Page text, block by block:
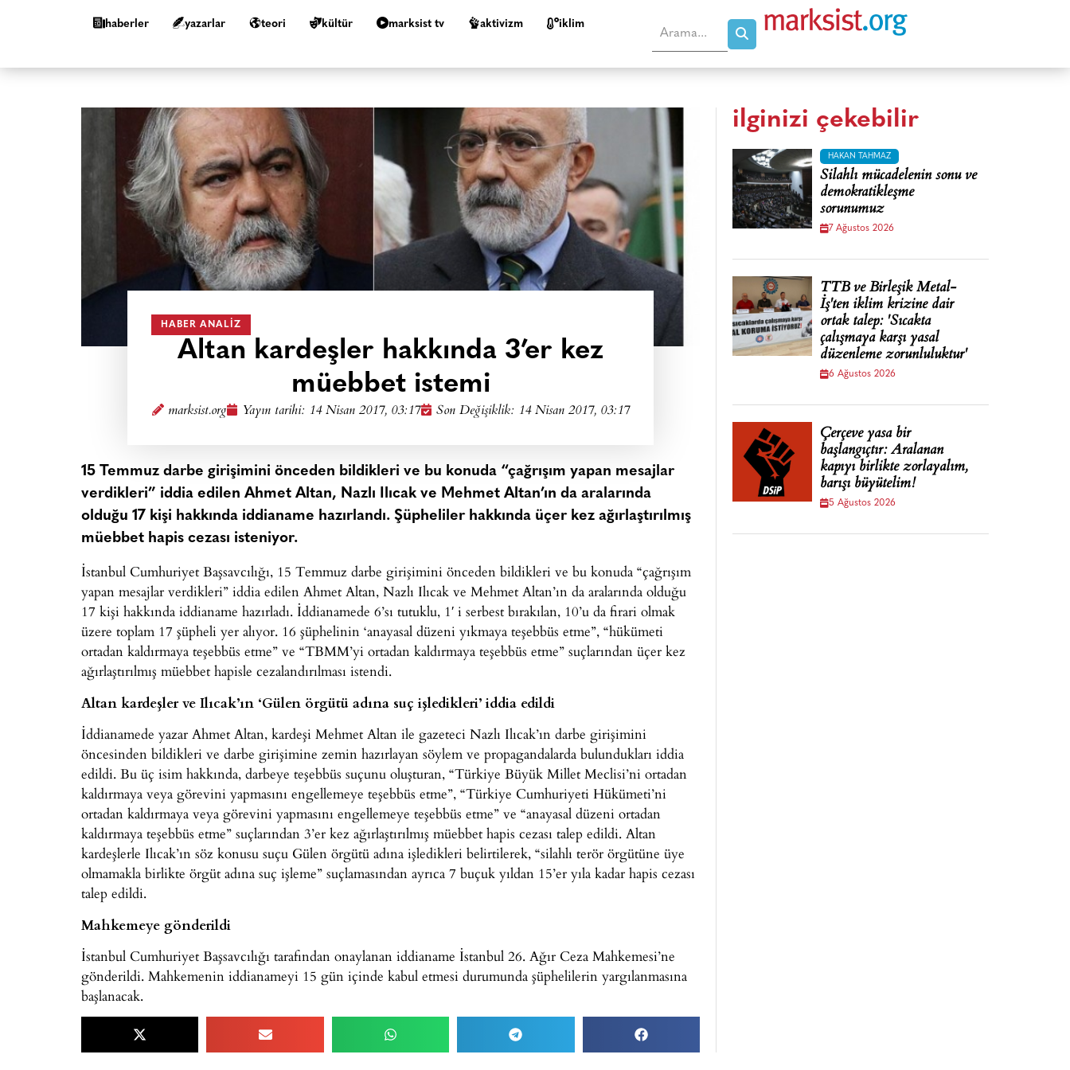
haberler yazarlar teori kültür marksist tv aktivizm i̇klim
HABER ANALIZ
Altan kardeşler hakkında 3’er kez
müebbet istemi
marksist.org Yayın tarihi: 14 Nisan 2017, 03:17 Son Değişiklik: 14 Nisan 2017, 03:17
15 Temmuz darbe girişimini önceden bildikleri ve bu konuda “çağrışım yapan mesajlar
verdikleri” iddia edilen Ahmet Altan, Nazlı Ilıcak ve Mehmet Altan’ın da aralarında
olduğu 17 kişi hakkında iddianame hazırlandı. Şüpheliler hakkında üçer kez ağırlaştırılmış
müebbet hapis cezası isteniyor.
İstanbul Cumhuriyet Başsavcılığı, 15 Temmuz darbe girişimini önceden bildikleri ve bu konuda “çağrışım
yapan mesajlar verdikleri” iddia edilen Ahmet Altan, Nazlı Ilıcak ve Mehmet Altan’ın da aralarında olduğu
17 kişi hakkında iddianame hazırladı. İddianamede 6’sı tutuklu, 1′ i serbest bırakılan, 10’u da firari olmak
üzere toplam 17 şüpheli yer alıyor. 16 şüphelinin ‘anayasal düzeni yıkmaya teşebbüs etme”, “hükümeti
ortadan kaldırmaya teşebbüs etme” ve “TBMM’yi ortadan kaldırmaya teşebbüs etme” suçlarından üçer kez
ağırlaştırılmış müebbet hapisle cezalandırılması istendi.
Altan kardeşler ve Ilıcak’ın ‘Gülen örgütü adına suç işledikleri’ iddia edildi
İddianamede yazar Ahmet Altan, kardeşi Mehmet Altan ile gazeteci Nazlı Ilıcak’ın darbe girişimini
öncesinden bildikleri ve darbe girişimine zemin hazırlayan söylem ve propagandalarda bulundukları iddia
edildi. Bu üç isim hakkında, darbeye teşebbüs suçunu oluşturan, “Türkiye Büyük Millet Meclisi’ni ortadan
kaldırmaya veya görevini yapmasını engellemeye teşebbüs etme”, “Türkiye Cumhuriyeti Hükümeti’ni
ortadan kaldırmaya veya görevini yapmasını engellemeye teşebbüs etme” ve “anayasal düzeni ortadan
kaldırmaya teşebbüs etme” suçlarından 3’er kez ağırlaştırılmış müebbet hapis cezası talep edildi. Altan
kardeşlerle Ilıcak’ın söz konusu suçu Gülen örgütü adına işledikleri belirtilerek, “silahlı terör örgütüne üye
olmamakla birlikte örgüt adına suç işleme” suçlamasından ayrıca 7 buçuk yıldan 15’er yıla kadar hapis cezası
talep edildi.
Mahkemeye gönderildi
İstanbul Cumhuriyet Başsavcılığı tarafından onaylanan iddianame İstanbul 26. Ağır Ceza Mahkemesi’ne
gönderildi. Mahkemenin iddianameyi 15 gün içinde kabul etmesi durumunda şüphelilerin yargılanmasına
başlanacak.
ilginizi çekebilir
HAKAN TAHMAZ
Silahlı mücadelenin sonu ve
demokratikleşme
sorunumuz
7 Ağustos 2026
TTB ve Birleşik Metal-
İş'ten iklim krizine dair
ortak talep: 'Sıcakta
çalışmaya karşı yasal
düzenleme zorunluluktur'
6 Ağustos 2026
Çerçeve yasa bir
başlangıçtır: Aralanan
kapıyı birlikte zorlayalım,
barışı büyütelim!
5 Ağustos 2026